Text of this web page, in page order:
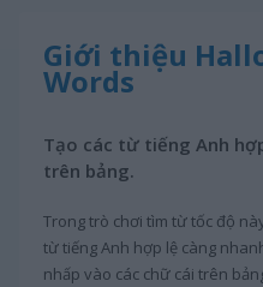
Giới thiệu
Words
Tạo các từ tiếng Anh
trên bảng.
Trong trò chơi tìm từ tốc độ
từ tiếng Anh hợp lệ càng
nhấp vào các chữ cái trên